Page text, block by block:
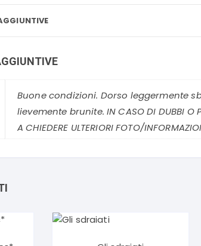
Buone condizioni. Dorso leggermente
lievemente brunite. IN CASO DI DUBBI O
A CHIEDERE ULTERIORI FOTO/